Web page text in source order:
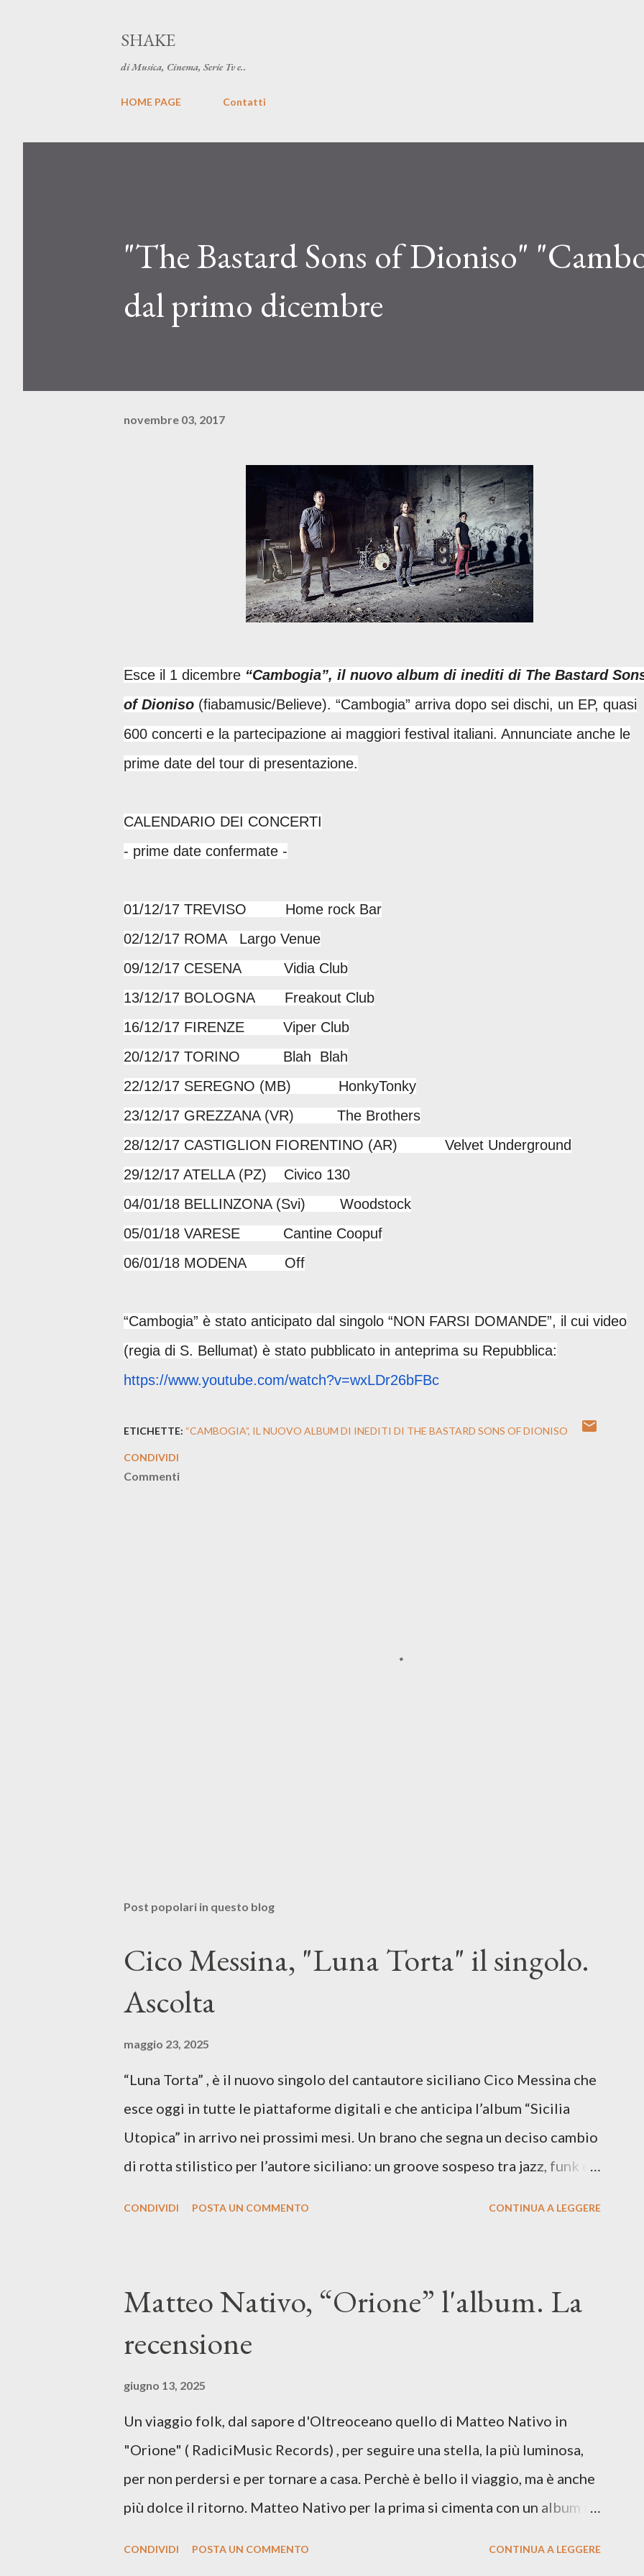
SHAKE
di Musica, Cinema, Serie Tv e..
HOME PAGE Contatti
"The Bastard Sons of Dioniso"
dal primo dicembre
novembre 03, 2017
Esce il 1 dicembre “Cambogia”, il nuovo album di inediti di The Bastard
of Dioniso (fiabamusic/Believe). “Cambogia” arriva dopo sei dischi, un EP, quasi
600 concerti e la partecipazione ai maggiori festival italiani. Annunciate anche le
prime date del tour di presentazione.
CALENDARIO DEI CONCERTI
- prime date confermate -
01/12/17 TREVISO Home rock Bar
02/12/17 ROMA Largo Venue
09/12/17 CESENA Vidia Club
13/12/17 BOLOGNA Freakout Club
16/12/17 FIRENZE Viper Club
20/12/17 TORINO Blah Blah
22/12/17 SEREGNO (MB) HonkyTonky
23/12/17 GREZZANA (VR) The Brothers
28/12/17 CASTIGLION FIORENTINO (AR) Velvet Underground
29/12/17 ATELLA (PZ) Civico 130
04/01/18 BELLINZONA (Svi) Woodstock
05/01/18 VARESE Cantine Coopuf
06/01/18 MODENA Off
“Cambogia” è stato anticipato dal singolo “NON FARSI DOMANDE”, il cui video
(regia di S. Bellumat) è stato pubblicato in anteprima su Repubblica:
https://www.youtube.com/watch?v=wxLDr26bFBc
ETICHETTE: “CAMBOGIA” IL NUOVO ALBUM DI INEDITI DI THE BASTARD SONS OF DIONISO
CONDIVIDI
Commenti
Post popolari in questo blog
Cico Messina, "Luna Torta" il singolo.
Ascolta
maggio 23, 2025
“Luna Torta” , è il nuovo singolo del cantautore siciliano Cico Messina che
esce oggi in tutte le piattaforme digitali e che anticipa l’album “Sicilia
Utopica” in arrivo nei prossimi mesi. Un brano che segna un deciso cambio
di rotta stilistico per l’autore siciliano: un groove sospeso tra jazz, funk e
segnato da guerre, disorientamento e tensioni globali. La canzone
racconta la difficoltà di creare, e perfino di esistere, sotto il peso della
vivere e nel suonare, nel trovare respiro anche quando l’aria sembra farsi
più densa. Il brano è anche una dichiarazione d’intenti: Cico Messina apre
il suo nuovo percorso artistico con una composizi...
CONDIVIDI POSTA UN COMMENTO CONTINUA A LEGGERE
Matteo Nativo, “Orione” l'album. La
recensione
giugno 13, 2025
Un viaggio folk, dal sapore d'Oltreoceano quello di Matteo Nativo in
"Orione" ( RadiciMusic Records) , per seguire una stella, la più luminosa,
per non perdersi e per tornare a casa. Perchè è bello il viaggio, ma è anche
più dolce il ritorno. Matteo Nativo per la prima si cimenta con un album di
CONDIVIDI POSTA UN COMMENTO CONTINUA A LEGGERE